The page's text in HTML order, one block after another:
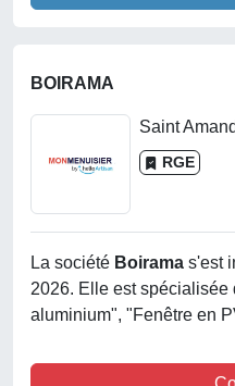
BOIRAMA
Saint
RGE
La société Boirama s'est
2026. Elle est spécialisée
aluminium", "Fenêtre en